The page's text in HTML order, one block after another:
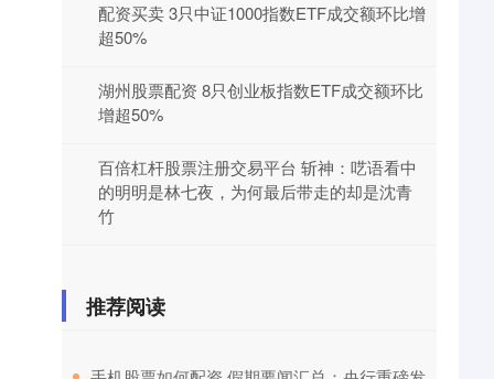
配资买卖 3只中证1000指数ETF成交额环比增
超50%
湖州股票配资 8只创业板指数ETF成交额环比
增超50%
百倍杠杆股票注册交易平台 斩神：呓语看中
的明明是林七夜，为何最后带走的却是沈青
竹
推荐阅读